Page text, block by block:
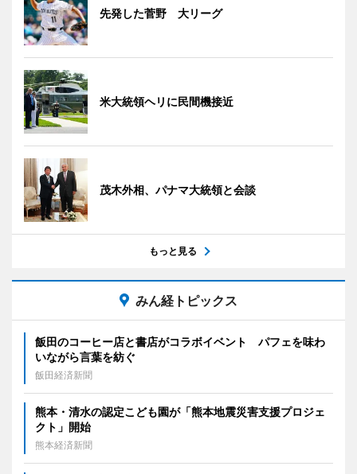
先発した菅野 大リーグ
米大統領ヘリに民間機接近
茂木外相、パナマ大統領と会談
もっと見る
みん経トピックス
飯田のコーヒー店と書店がコラボイベント パフェを味わ
いながら言葉を紡ぐ
飯田経済新聞
熊本・清水の認定こども園が「熊本地震災害支援プロジェ
クト」開始
熊本経済新聞